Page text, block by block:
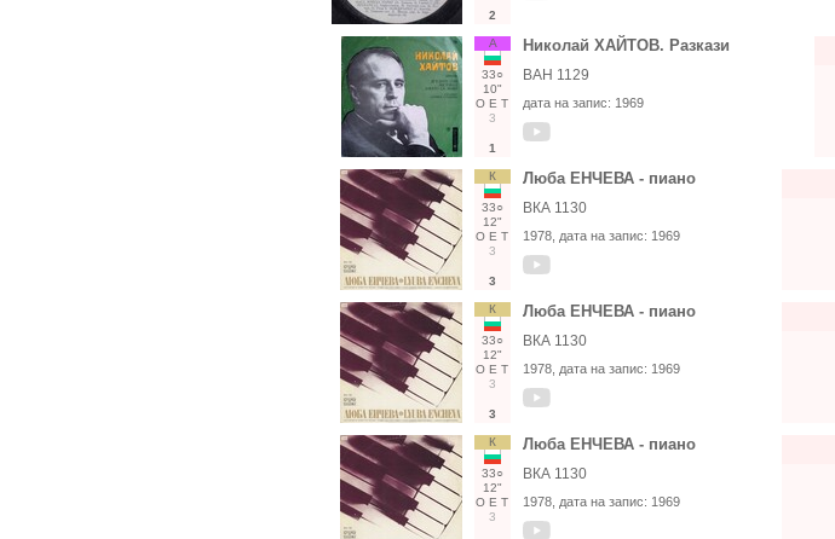
2
А
33○
10"
О Е Т
3
1
Николай ХАЙТОВ. Разкази
ВАН 1129
дата на запис: 1969
К
33○
12"
О Е Т
3
3
Люба ЕНЧЕВА - пиано
ВКА 1130
1978 , дата на запис: 1969
К
33○
12"
О Е Т
3
3
Люба ЕНЧЕВА - пиано
ВКА 1130
1978 , дата на запис: 1969
К
33○
12"
О Е Т
3
Люба ЕНЧЕВА - пиано
ВКА 1130
1978 , дата на запис: 1969